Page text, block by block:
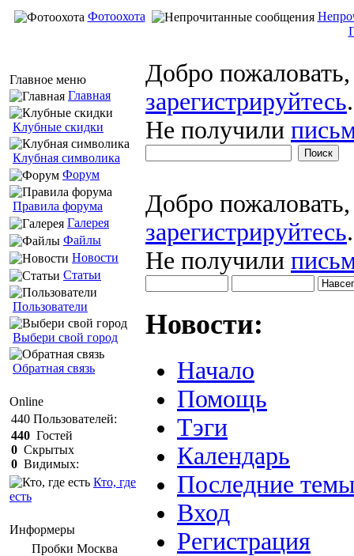
Фотоохота
Главное меню
Главная
Клубные скидки
Клубная символика
Форум
Правила форума
Галерея
Файлы
Новости
Статьи
Пользователи
Выбери свой город
Обратная связь
Online
440 Пользователей:
440 Гостей
0 Скрытых
0 Видимых:
Кто, где
есть
Информеры
Пробки Mосква
Добро
зарегистрируйтесь.
Не получили
Добро
зарегистрируйтесь.
Не получили
Новости:
Начало
Помощь
Тэги
Календарь
Последние
Вход
Регистрация